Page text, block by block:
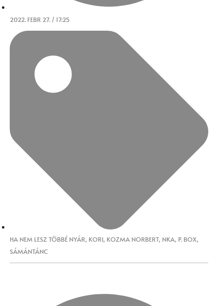
2022. FEBR 27. / 17:25
HA NEM LESZ TÖBBÉ NYÁR, KORI, KOZMA NORBERT, NKA, P. BOX,
SÁMÁNTÁNC